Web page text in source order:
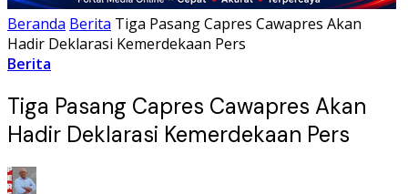
Beranda Berita Tiga Pasang Capres Cawapres Akan
Hadir Deklarasi Kemerdekaan Pers
Berita
Tiga Pasang Capres Cawapres Akan
Hadir Deklarasi Kemerdekaan Pers